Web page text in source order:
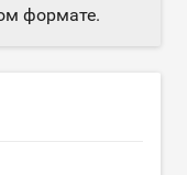
формате.